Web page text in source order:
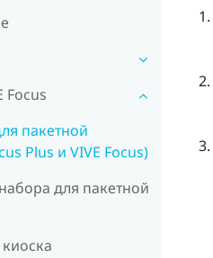
Focus
пакетной
Plus и VIVE Focus)
для пакетной